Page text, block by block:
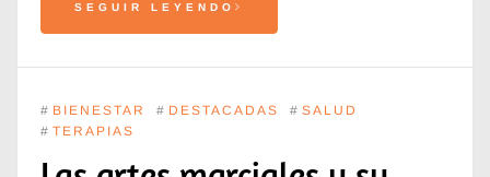
SEGUIR LEYENDO
# BIENESTAR # DESTACADAS # SALUD
# TERAPIAS